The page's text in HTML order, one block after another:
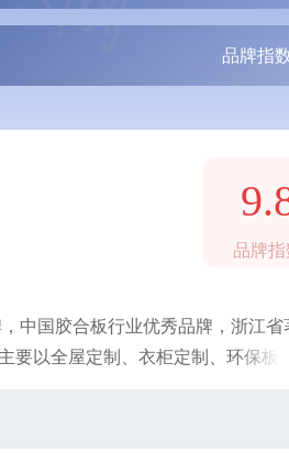
品牌指
品牌指
中国胶合板行业优秀品牌，浙江省
要以全屋定制、衣柜定制、环保板